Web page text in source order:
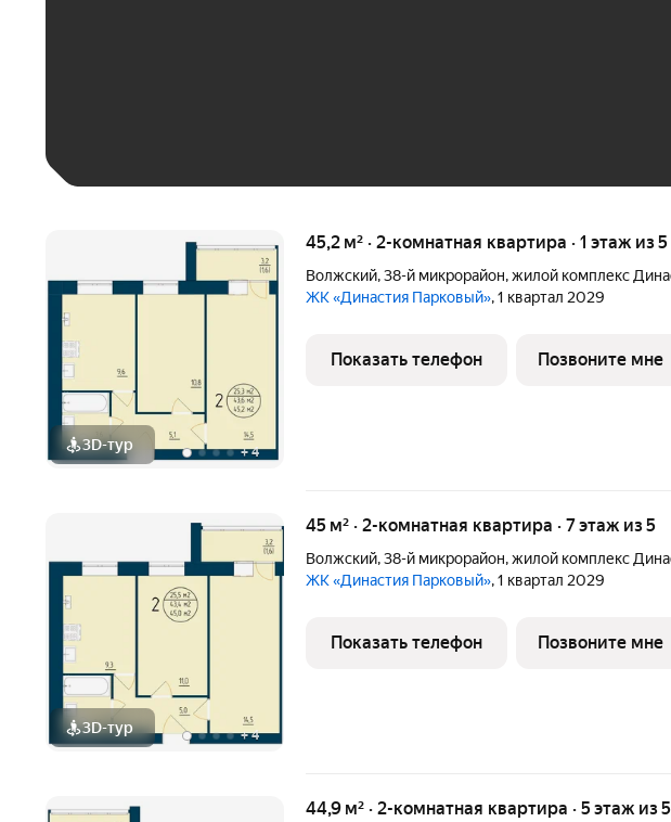
3D-тур +4
45,2 м² · 2-комнатная квартира · 1 этаж из 5
Волжский,38-й микрорайон,жилой комплекс
ЖК «Династия Парковый», 1 квартал 2029
Показать телефон Позвоните мне
3D-тур +4
45 м² · 2-комнатная квартира · 7 этаж из 5
Волжский,38-й микрорайон,жилой комплекс
ЖК «Династия Парковый», 1 квартал 2029
Показать телефон Позвоните мне
44,9 м² · 2-комнатная квартира · 5 этаж из 5